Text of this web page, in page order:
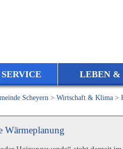
LEBEN &
Scheyern > Wirtschaft & Klima >
Wärmeplanung